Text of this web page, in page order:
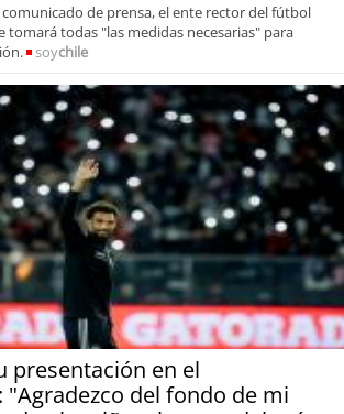
de prensa, el ente rector del fútbol
tomará todas "las medidas necesarias" para
soychile
presentación en el
del fondo de mi